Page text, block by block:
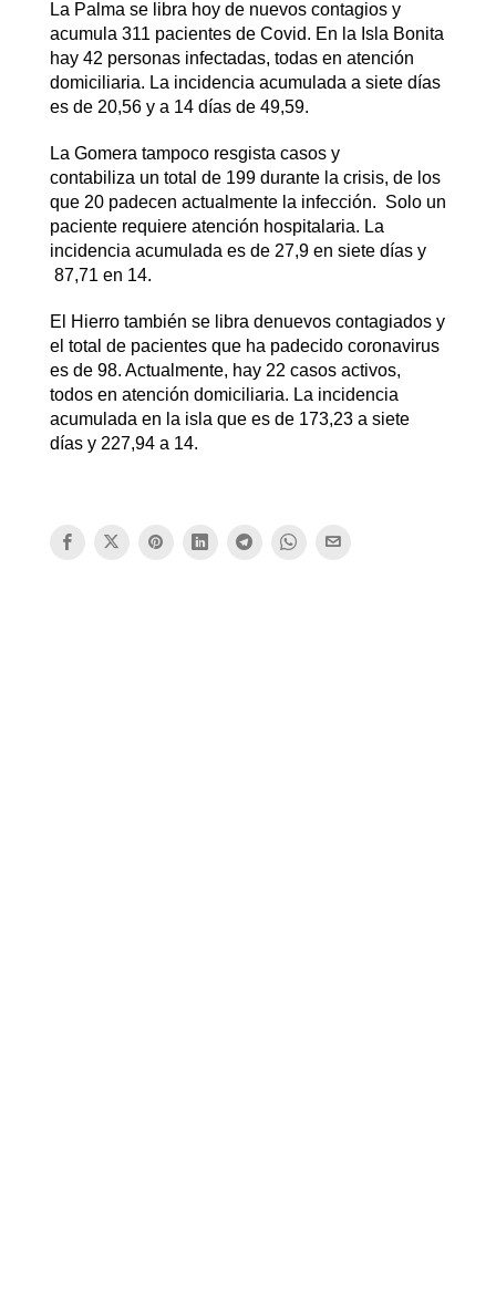
La Palma se libra hoy de nuevos contagios y
acumula 311 pacientes de Covid. En la Isla Bonita
hay 42 personas infectadas, todas en atención
domiciliaria. La incidencia acumulada a siete días
es de 20,56 y a 14 días de 49,59.
La Gomera tampoco resgista casos y
contabiliza un total de 199 durante la crisis, de los
que 20 padecen actualmente la infección. Solo un
paciente requiere atención hospitalaria. La
incidencia acumulada es de 27,9 en siete días y
87,71 en 14.
El Hierro también se libra denuevos contagiados y
el total de pacientes que ha padecido coronavirus
es de 98. Actualmente, hay 22 casos activos,
todos en atención domiciliaria. La incidencia
acumulada en la isla que es de 173,23 a siete
días y 227,94 a 14.